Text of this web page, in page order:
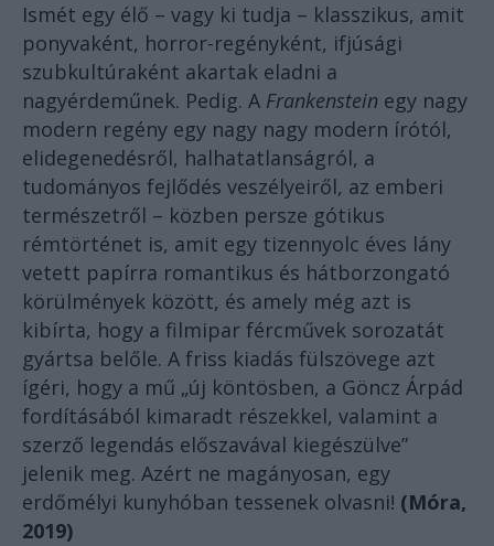
Ismét egy élő – vagy ki tudja – klasszikus, amit
ponyvaként, horror-regényként, ifjúsági
szubkultúraként akartak eladni a
nagyérdeműnek. Pedig. A Frankenstein egy nagy
modern regény egy nagy nagy modern írótól,
elidegenedésről, halhatatlanságról, a
tudományos fejlődés veszélyeiről, az emberi
természetről – közben persze gótikus
rémtörténet is, amit egy tizennyolc éves lány
vetett papírra romantikus és hátborzongató
körülmények között, és amely még azt is
kibírta, hogy a filmipar fércművek sorozatát
gyártsa belőle. A friss kiadás fülszövege azt
ígéri, hogy a mű „új köntösben, a Göncz Árpád
fordításából kimaradt részekkel, valamint a
szerző legendás előszavával kiegészülve”
jelenik meg. Azért ne magányosan, egy
erdőmélyi kunyhóban tessenek olvasni! (Móra,
2019)